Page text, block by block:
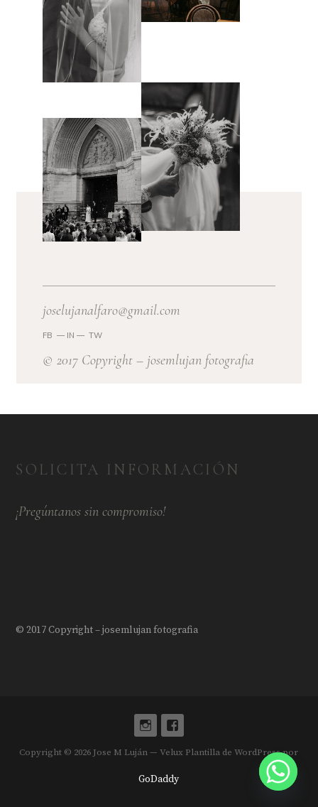
joselujanalfaro@gmail.com
FB — IN — TW
© 2017 Copyright – josemlujan fotografia
SOLICITA INFORMACIÓN
¡Pregúntanos sin compromiso!
© 2017 Copyright – josemlujan fotografia
Copyright © 2026 Jose M Luján — Velux Plantilla de WordPress por
GoDaddy